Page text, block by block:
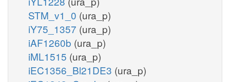
STM_v1_0 (ura_p)
iY75_1357 (ura_p)
iAF1260b (ura_p)
iML1515 (ura_p)
iEC1356_Bl21DE3 (ura_p)